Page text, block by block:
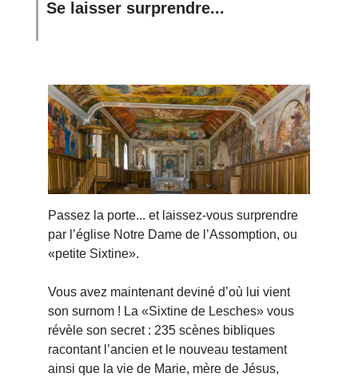
Se laisser surprendre...
Passez la porte... et laissez-vous surprendre
par l’église Notre Dame de l’Assomption, ou
«petite Sixtine».
Vous avez maintenant deviné d’où lui vient
son surnom ! La «Sixtine de Lesches» vous
révèle son secret : 235 scènes bibliques
racontant l’ancien et le nouveau testament
ainsi que la vie de Marie, mère de Jésus,